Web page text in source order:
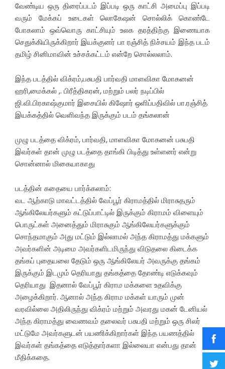
வேண்டிய ஒரு திரைப்படம் இப்படி ஒரு காட்சி அமைப்பு இப்படி
வரும் மேக்கப் உடைகள் லொகேஷன் சொல்லிக் கொண்டே
போகலாம் ஒவ்வொரு காட்சியும் உலக தரத்திற்கு இணையாக
செதுக்கியிருக்கிறார் இயக்குனர் பா ரஞ்சித் நிச்சயம் இந்த படம்
தமிழ் சினிமாவின் உச்சக்கட்டம் என்றே சொல்லலாம்.
இந்த படத்தில் விக்ரம்,பசுபதி பார்வதி மாளவிகா மோகனன்
ஹரி,மைக்கல் ,. பிரீத்திகரன், மற்றும் பலர் நடிப்பில்
ஜி.வி.பிரகாஷ்குமார் இசையில் கிஷோர் ஒளிப்பதிவில் பா.ரஞ்சித்
இயக்கத்தில் வெளிவந்த இருக்கும் படம் தங்கலான்
முழு படத்தை விக்ரம், பார்வதி, மாளவிகா மோகனன் பசுபதி
இவர்கள் தான் முழு படத்தை தாங்கி பிடித்து உள்ளனர் என்று
சொன்னால் மிகையாகாது
படத்தின் கதையை பார்க்கலாம்:
வட ஆற்காடு மாவட்டத்தில் வேப்பூர் கிராமத்தில் மிராசுதரும்
ஆங்கிலேயர்களும் கட்டுப்பாட்டில் இருக்கும் கிராமம் விளையும்
பொருட்கள் அனைத்தும் மிராசுகும் ஆங்கிலேயர்களுக்கும்
சொந்தமாகும் அது மட்டும் இல்லாமல் அந்த கிராமத்து மக்களும்
அவர்களின் அடிமை அவர்களிடமிருந்து விடுதலை கிடைக்க
தங்கப் புதையலை தேடும் ஒரு ஆங்கிலேயர் அவருக்கு தங்கம்
இருக்கும் இடமும் தெரியாது தங்கத்தை தோண்டி எடுக்கவும்
தெரியாது இதனால் வேப்பூர் கிராம மக்களை உதவிக்கு
அழைக்கிறார். ஆனால் அந்த கிராம மக்கள் யாரும் முன்
வரவில்லை அதிலிருந்து விக்ரம் மற்றும் அவரது மகன் டேனியல்
அந்த கிராமத்து வைணவம் தலைவர் பசுபதி மற்றும் ஒரு சிலர்
மட்டுமே அவர்களுடன் பயணிக்கிறார்கள் இந்த பயணத்தில்
இவர்கள் தங்கத்தை எடுத்தார்களா இல்லையா என்பது தான்
மீதிக்கதை.